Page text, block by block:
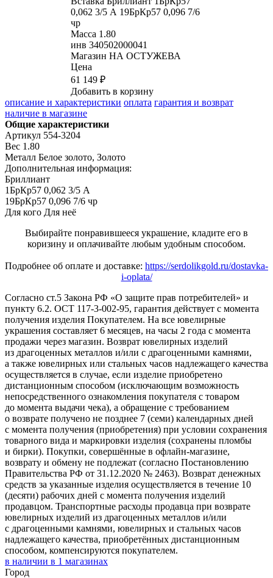
0,062 3/5 А 19БрКр57 0,096 7/6
чр
Масса 1.80
инв 340502000041
Магазин НА ОСТУЖЕВА
Цена
61 149 ₽
Добавить в корзину
описание и характеристики оплата гарантия и возврат
наличие в магазине
Общие характеристики
Артикул 554-3204
Вес 1.80
Металл Белое золото, Золото
Дополнительная информация:
Бриллиант
1БрКр57 0,062 3/5 А
19БрКр57 0,096 7/6 чр
Для кого Для неё
Выбирайте понравившееся украшение, кладите его в
коризину и оплачивайте любым удобным способом.
Подробнее об оплате и доставке: https://serdolikgold.ru/dostavka-
i-oplata/
Согласно ст.5 Закона РФ «О защите прав потребителей» и
пункту 6.2. ОСТ 117-3-002-95, гарантия действует с момента
получения изделия Покупателем. На все ювелирные
украшения составляет 6 месяцев, на часы 2 года с момента
продажи через магазин. Возврат ювелирных изделий
из драгоценных металлов и/или с драгоценными камнями,
а также ювелирных или стальных часов надлежащего качества
осуществляется в случае, если изделие приобретено
дистанционным способом (исключающим возможность
непосредственного ознакомления покупателя с товаром
до момента выдачи чека), а обращение с требованием
о возврате получено не позднее 7 (семи) календарных дней
с момента получения (приобретения) при условии сохранения
товарного вида и маркировки изделия (сохранены пломбы
и бирки). Покупки, совершённые в офлайн-магазине,
возврату и обмену не подлежат (согласно Постановлению
Правительства РФ от 31.12.2020 № 2463). Возврат денежных
средств за указанные изделия осуществляется в течение 10
(десяти) рабочих дней с момента получения изделий
продавцом. Транспортные расходы продавца при возврате
ювелирных изделий из драгоценных металлов и/или
с драгоценными камнями, ювелирных и стальных часов
надлежащего качества, приобретённых дистанционным
способом, компенсируются покупателем.
в наличии в 1 магазинах
Город